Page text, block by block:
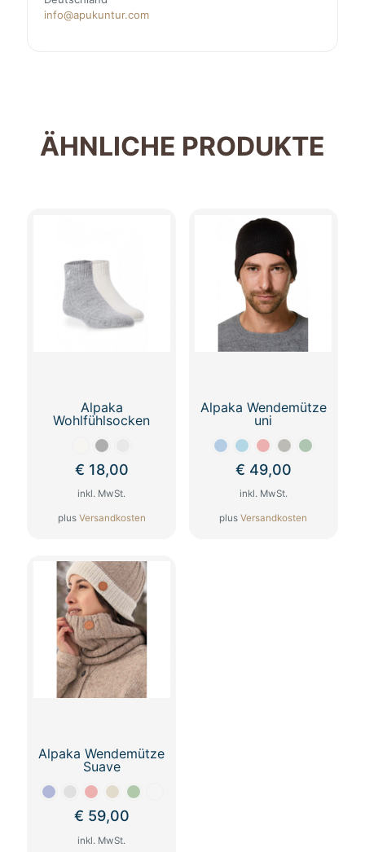
info@apukuntur.com
ÄHNLICHE PRODUKTE
Alpaka
Wohlfühlsocken
€ 18,00
inkl. MwSt.
plus Versandkosten
weist
mehrere
Varianten
auf.
Die
Optionen
können
auf
der
Alpaka Wendemütze
uni
€ 49,00
inkl. MwSt.
plusVersandkosten
Alpaka Wendemütze
Suave
€ 59,00
inkl. MwSt.